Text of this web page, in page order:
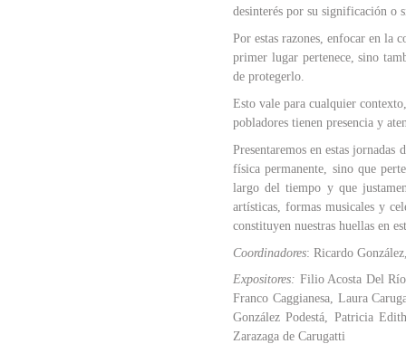
desinterés por su significación o
Por estas razones, enfocar en la
primer lugar pertenece, sino
de protegerlo.
Esto vale para cualquier
pobladores tienen presencia y
Presentaremos en estas
física permanente, sino que
largo del tiempo y que
artísticas, formas musicales y
constituyen nuestras huellas en
Coordinadores: Ricardo
Expositores: Filio Acosta Del
Franco Caggianesa, Laura
González Podestá, Patricia
Zarazaga de Carugatti